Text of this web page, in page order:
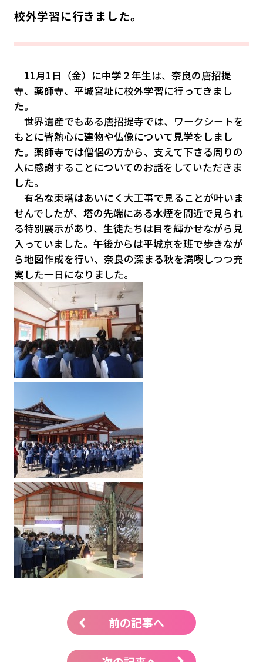
校外学習に行きました。
11月1日 （金）に中学２年生は、奈良の唐招提
寺、薬師寺、平城宮址に校外学習に行ってきまし
た。
世界遺産でもある唐招提寺では、ワークシートを
もとに皆熱心に建物や仏像について見学をしまし
た。薬師寺では僧侶の方から、支えて下さる周りの
人に感謝することについてのお話をしていただきま
した。
有名な東塔はあいにく大工事で見ることが叶いま
せんでしたが、塔の先端にある水煙を間近で見られ
る特別展示があり、生徒たちは目を輝かせながら見
入っていました。午後からは平城京を班で歩きなが
ら地図作成を行い、奈良の深まる秋を満喫しつつ充
実した一日になりました。
前の記事へ